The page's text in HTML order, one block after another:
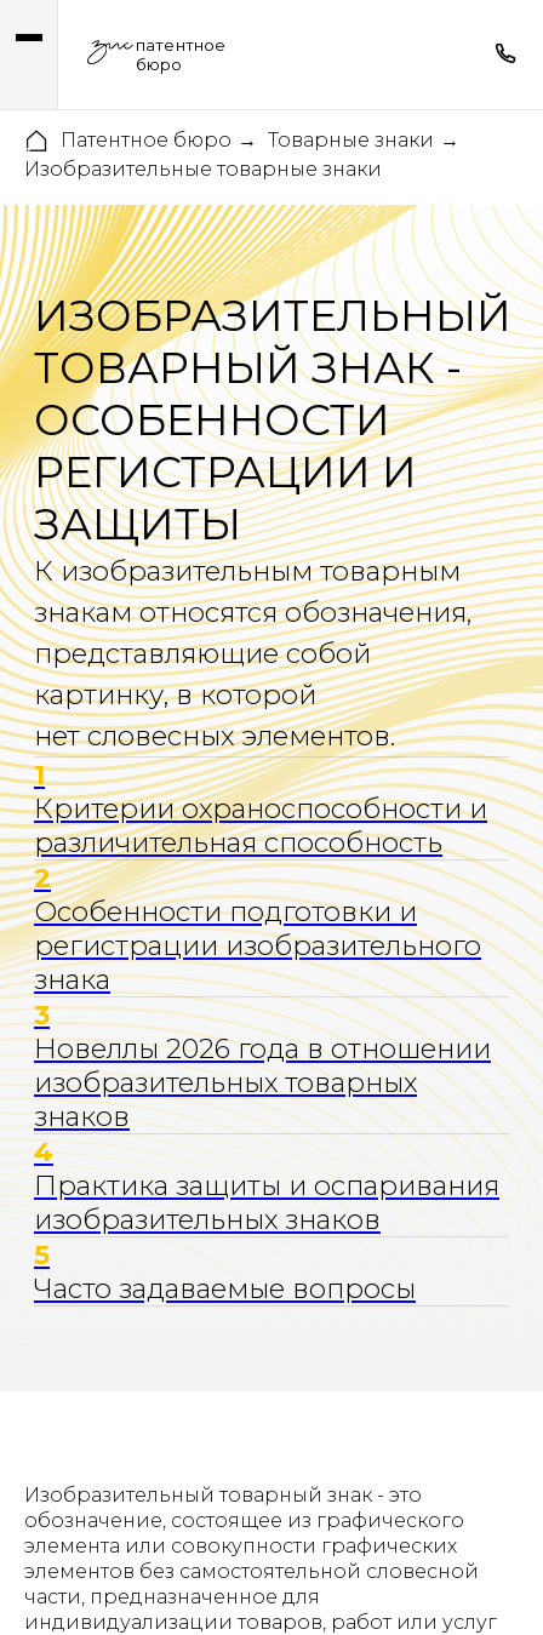
патентное
бюро
Патентное бюро → Товарные знаки →
Изобразительные товарные знаки
ИЗОБРАЗИТЕЛЬНЫЙ
ТОВАРНЫЙ ЗНАК -
ОСОБЕННОСТИ
РЕГИСТРАЦИИ И
ЗАЩИТЫ
К изобразительным товарным
знакам относятся обозначения,
представляющие собой
картинку, в которой
нет словесных элементов.
1
Критерии охраноспособности и
различительная способность
2
Особенности подготовки и
регистрации изобразительного
знака
3
Новеллы 2026 года в отношении
изобразительных товарных
знаков
4
Практика защиты и оспаривания
изобразительных знаков
5
Часто задаваемые вопросы
Изобразительный товарный знак - это
обозначение, состоящее из графического
элемента или совокупности графических
элементов без самостоятельной словесной
части, предназначенное для
индивидуализации товаров, работ или услуг